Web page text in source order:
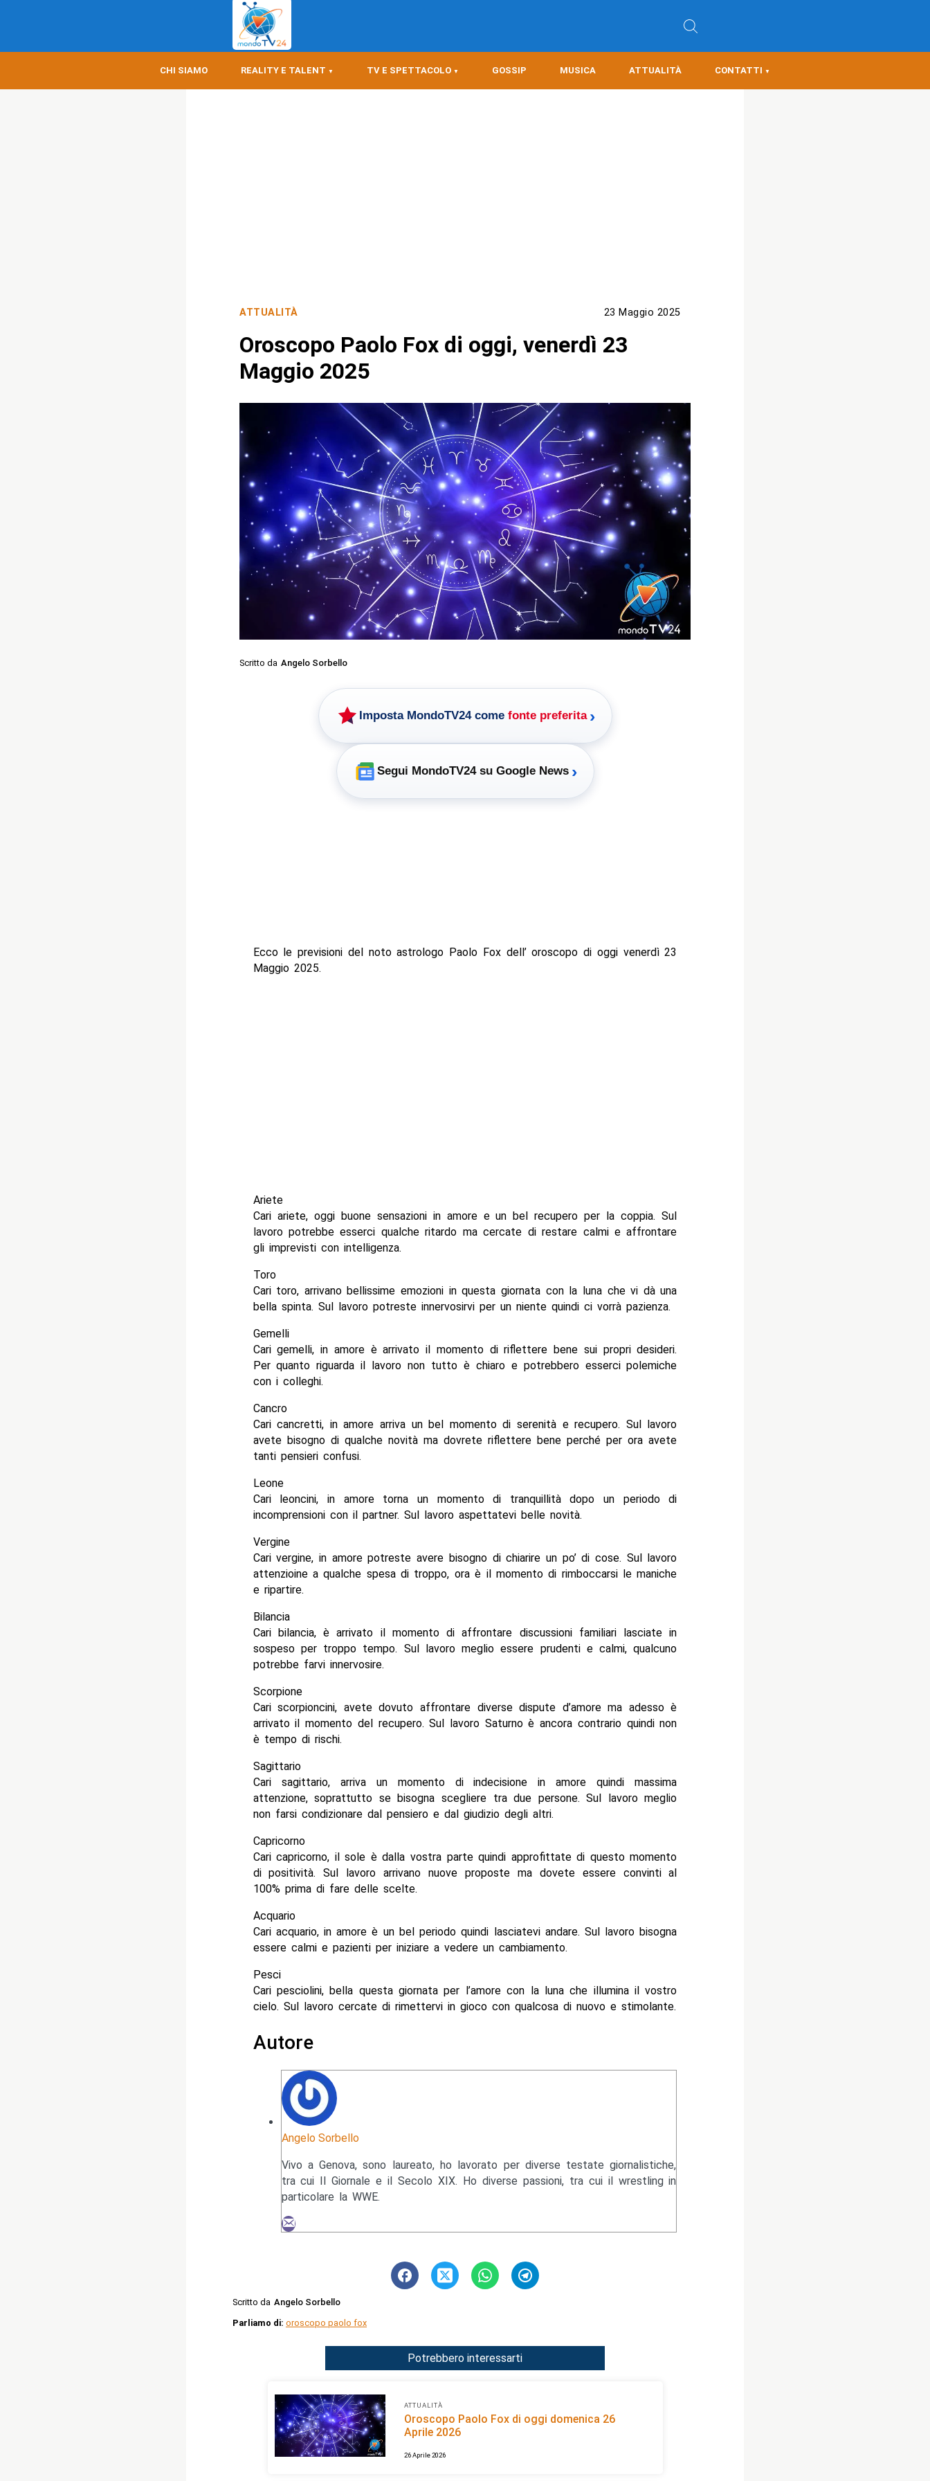
CHI SIAMO REALITY E TALENT TV E SPETTACOLO GOSSIP MUSICA ATTUALITÀ CONTATTI
ATTUALITÀ 23 Maggio 2025
Oroscopo Paolo Fox di oggi, venerdì 23
Maggio 2025
Scritto da Angelo Sorbello
Imposta MondoTV24 come fonte preferita ›
Segui MondoTV24 su Google News ›
Ecco le previsioni del noto astrologo Paolo Fox dell’ oroscopo di oggi venerdì 23
Maggio 2025.
Ariete
Cari ariete, oggi buone sensazioni in amore e un bel recupero per la coppia. Sul
lavoro potrebbe esserci qualche ritardo ma cercate di restare calmi e affrontare
gli imprevisti con intelligenza.
Toro
Cari toro, arrivano bellissime emozioni in questa giornata con la luna che vi dà una
bella spinta. Sul lavoro potreste innervosirvi per un niente quindi ci vorrà pazienza.
Gemelli
Cari gemelli, in amore è arrivato il momento di riflettere bene sui propri desideri.
Per quanto riguarda il lavoro non tutto è chiaro e potrebbero esserci polemiche
con i colleghi.
Cancro
Cari cancretti, in amore arriva un bel momento di serenità e recupero. Sul lavoro
avete bisogno di qualche novità ma dovrete riflettere bene perché per ora avete
tanti pensieri confusi.
Leone
Cari leoncini, in amore torna un momento di tranquillità dopo un periodo di
incomprensioni con il partner. Sul lavoro aspettatevi belle novità.
Vergine
Cari vergine, in amore potreste avere bisogno di chiarire un po’ di cose. Sul lavoro
attenzioine a qualche spesa di troppo, ora è il momento di rimboccarsi le maniche
e ripartire.
Bilancia
Cari bilancia, è arrivato il momento di affrontare discussioni familiari lasciate in
sospeso per troppo tempo. Sul lavoro meglio essere prudenti e calmi, qualcuno
potrebbe farvi innervosire.
Scorpione
Cari scorpioncini, avete dovuto affrontare diverse dispute d’amore ma adesso è
arrivato il momento del recupero. Sul lavoro Saturno è ancora contrario quindi non
è tempo di rischi.
Sagittario
Cari sagittario, arriva un momento di indecisione in amore quindi massima
attenzione, soprattutto se bisogna scegliere tra due persone. Sul lavoro meglio
non farsi condizionare dal pensiero e dal giudizio degli altri.
Capricorno
Cari capricorno, il sole è dalla vostra parte quindi approfittate di questo momento
di positività. Sul lavoro arrivano nuove proposte ma dovete essere convinti al
100% prima di fare delle scelte.
Acquario
Cari acquario, in amore è un bel periodo quindi lasciatevi andare. Sul lavoro bisogna
essere calmi e pazienti per iniziare a vedere un cambiamento.
Pesci
Cari pesciolini, bella questa giornata per l’amore con la luna che illumina il vostro
cielo. Sul lavoro cercate di rimettervi in gioco con qualcosa di nuovo e stimolante.
Autore
Angelo Sorbello
Vivo a Genova, sono laureato, ho lavorato per diverse testate giornalistiche,
tra cui Il Giornale e il Secolo XIX. Ho diverse passioni, tra cui il wrestling in
particolare la WWE.
Scritto da Angelo Sorbello
Parliamo di: oroscopo paolo fox
Potrebbero interessarti
ATTUALITÀ
Oroscopo Paolo Fox di oggi domenica 26
Aprile 2026
26 Aprile 2026